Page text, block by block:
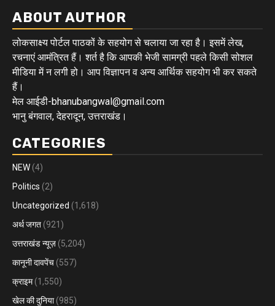
ABOUT AUTHOR
लोकसाक्ष्य पोर्टल पाठकों के सहयोग से चलाया जा रहा है। इसमें लेख,
रचनाएं आमंत्रित हैं। शर्त है कि आपकी भेजी सामग्री पहले किसी सोशल
मीडिया में न लगी हो। आप विज्ञापन व अन्य आर्थिक सहयोग भी कर सकते
हैं।
मेल आईडी-bhanubangwal@gmail.com
भानु बंगवाल, देहरादून, उत्तराखंड।
CATEGORIES
NEW (4)
Politics (2)
Uncategorized (1,618)
अर्थ जगत (921)
उत्तराखंड न्यूज़ (5,204)
कानूनी दावपेंच (557)
क्राइम(1,550)
खेल की दुनिया(985)